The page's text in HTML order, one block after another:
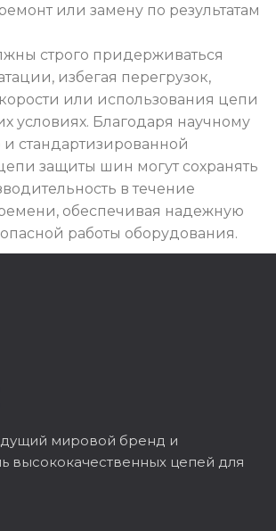
или замену по результатам
строго придерживаться
избегая перегрузок,
или использования цепи
условиях. Благодаря научному
стандартизированной
защиты шин могут сохранять
в течение
обеспечивая надежную
работы оборудования.
мировой бренд и
высококачественных цепей для